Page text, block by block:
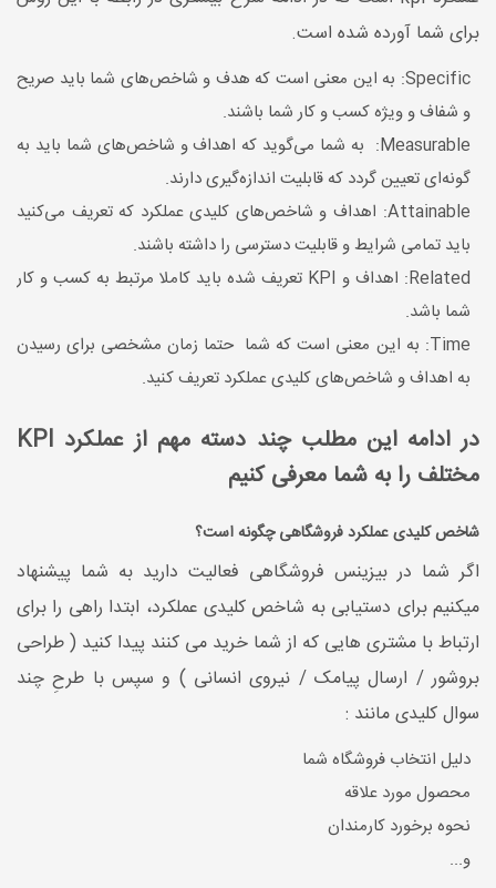
برای شما آورده شده است.
Specific: به این معنی است که هدف و شاخص‌های شما باید صریح
و شفاف و ویژه کسب و کار شما باشند.
Measurable: به شما می‌گوید که اهداف و شاخص‌های شما باید به
گونه‌ای تعیین گردد که قابلیت اندازه‌گیری دارند.
Attainable: اهداف و شاخص‌های کلیدی عملکرد که تعریف می‌کنید
باید تمامی شرایط و قابلیت دسترسی را داشته باشند.
Related: اهداف و KPI تعریف شده باید کاملا مرتبط به کسب و کار
شما باشد.
Time: به این معنی است که شما حتما زمان مشخصی برای رسیدن
به اهداف و شاخص‌های کلیدی عملکرد تعریف کنید.
در ادامه این مطلب چند دسته مهم از عملکرد KPI
مختلف را به شما معرفی کنیم
شاخص کلیدی عملکرد فروشگاهی چگونه است؟
اگر شما در بیزینس فروشگاهی فعالیت دارید به شما پیشنهاد
میکنیم برای دستیابی به شاخص کلیدی عملکرد، ابتدا راهی را برای
ارتباط با مشتری هایی که از شما خرید می کنند پیدا کنید ( طراحی
بروشور / ارسال پیامک / نیروی انسانی ) و سپس با طرحِ چند
سوال کلیدی مانند :
دلیل انتخاب فروشگاه شما
محصول مورد علاقه
نحوه برخورد کارمندان
و...